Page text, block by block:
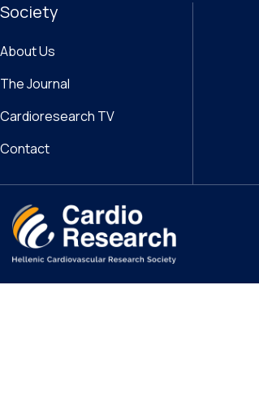
Society
About Us
The Journal
Cardioresearch TV
Contact